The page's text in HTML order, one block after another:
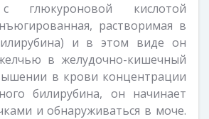
с глюкуроновой кислотой
растворимая в
и в этом виде он
в желудочно-кишечный
в крови концентрации
билирубина, он начинает
и обнаруживаться в моче.